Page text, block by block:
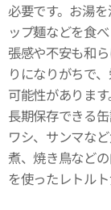
必要です。お湯
ップ麺などを食
張感や不安も和
りになりがちで
可能性がありま
長期保存できる
ワシ、サンマな
煮、焼き鳥など
を使ったレトル